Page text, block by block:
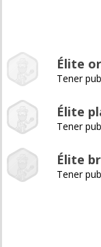
Élite
Tener
Élite
Tener
Élite
Tener